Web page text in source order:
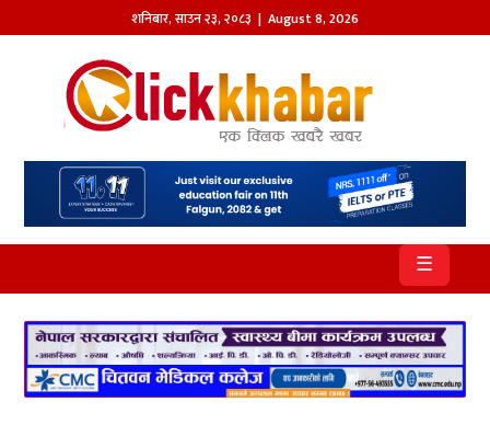
शनिबार,साउन२३,२०८३ | August 8, 2026
होमपेज
समाज
प्रदेश
आजको
पत्रिका
सम्पादकीय
☰